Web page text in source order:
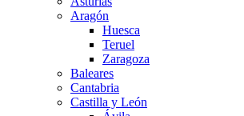
Aragón
Huesca
Teruel
Zaragoza
Baleares
Cantabria
Castilla y León